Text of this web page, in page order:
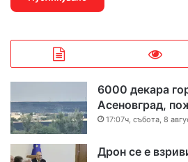
6000 декара
Асеновград,
17:07ч, събота, 8
Дрон се е